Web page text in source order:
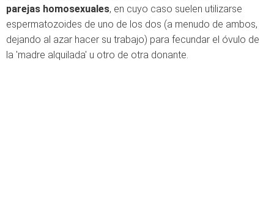
parejas homosexuales, en cuyo caso suelen utilizarse
espermatozoides de uno de los dos (a menudo de ambos,
dejando al azar hacer su trabajo) para fecundar el óvulo de
la 'madre alquilada' u otro de otra donante.